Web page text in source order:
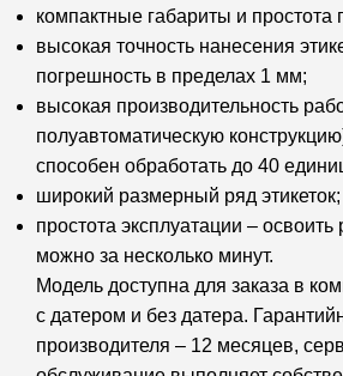
компактные габариты и
высокая точность нанесения
погрешность в пределах 1 мм;
высокая производительность
полуавтоматическую
способен обработать до 40
широкий размерный ряд этикеток;
простота эксплуатации –
можно за несколько минут.
Модель доступна для заказа в
с датером и без датера.
производителя – 12 месяцев,